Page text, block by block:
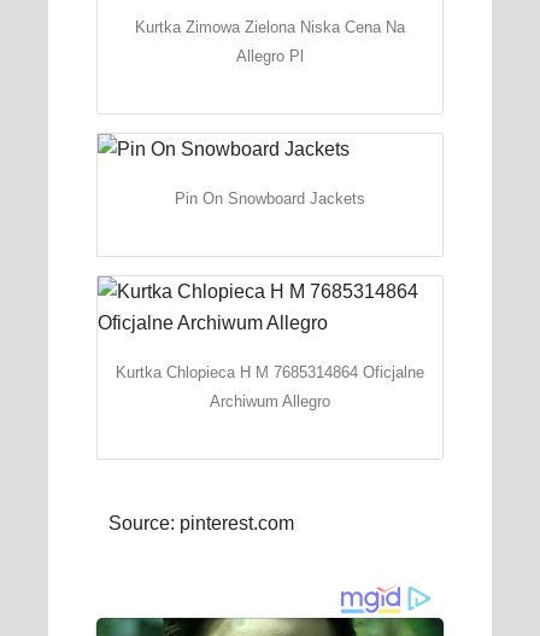
Kurtka Zimowa Zielona Niska Cena Na
Allegro Pl
Pin On Snowboard Jackets
Kurtka Chlopieca H M 7685314864 Oficjalne
Archiwum Allegro
Source: pinterest.com